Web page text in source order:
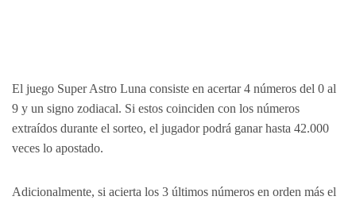
El juego Super Astro Luna consiste en acertar 4 números del 0 al
9 y un signo zodiacal. Si estos coinciden con los números
extraídos durante el sorteo, el jugador podrá ganar hasta 42.000
veces lo apostado.
Adicionalmente, si acierta los 3 últimos números en orden más el